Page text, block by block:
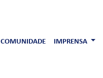
COMUNIDADE IMPRENSA